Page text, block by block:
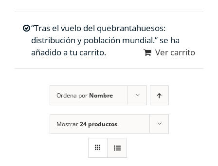
COLABORA
RECURSOS
CONTACTO
“Tras el vuelo del quebrantahuesos:
distribución y población mundial.” se ha
añadido a tu carrito.
Ver carrito
Ordena por Nombre
Mostrar24 productos